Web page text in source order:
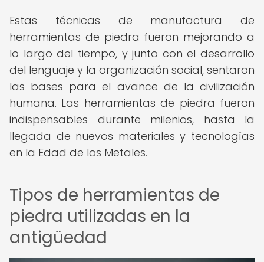
Estas técnicas de manufactura de
herramientas de piedra fueron mejorando a
lo largo del tiempo, y junto con el desarrollo
del lenguaje y la organización social, sentaron
las bases para el avance de la civilización
humana. Las herramientas de piedra fueron
indispensables durante milenios, hasta la
llegada de nuevos materiales y tecnologías
en la Edad de los Metales.
Tipos de herramientas de
piedra utilizadas en la
antigüedad